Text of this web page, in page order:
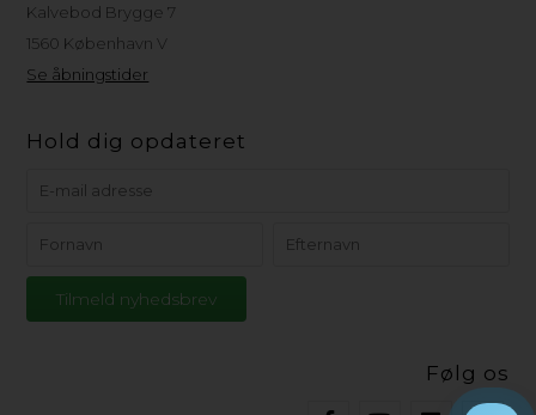
Kalvebod Brygge 7
1560 København V
Se åbningstider
Hold dig opdateret
Følg os